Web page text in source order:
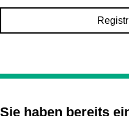
Sie haben bereits